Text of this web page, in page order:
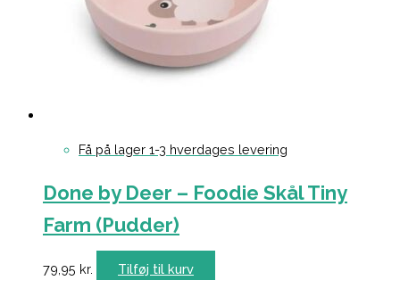
Få på lager 1-3 hverdages levering
Done by Deer – Foodie Skål Tiny
Farm (Pudder)
79,95 kr. Tilføj til kurv